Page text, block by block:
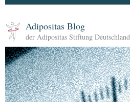
Adipositas Blog
der Adipositas Stiftung Deutschland